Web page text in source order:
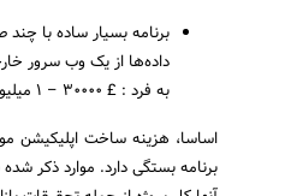
به فرد : £ 30000 – 1 میلیون پوند +
اساسا، هزینه ساخت اپلیکیشن
برنامه بستگی دارد. موارد ذکر